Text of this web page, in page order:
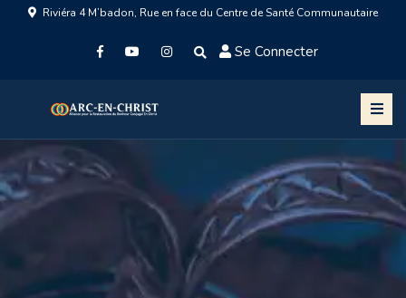
Riviéra 4 M’badon, Rue en face du Centre de Santé Communautaire
Se Connecter